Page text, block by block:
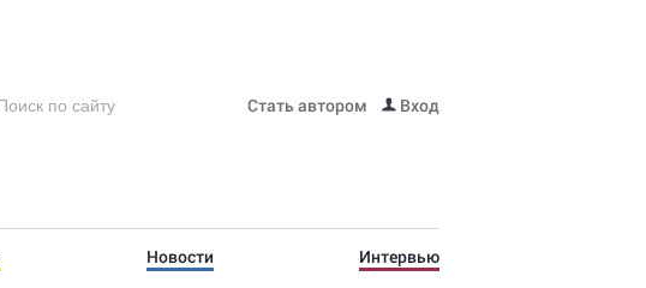
Стать автором Вход
Новости Интервью